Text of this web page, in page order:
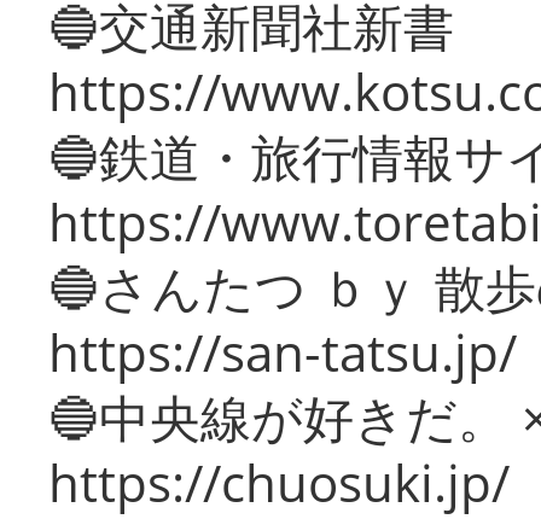
🔵交通新聞社新書
https://
🔵鉄道・旅行情報サ
https://
🔵さんたつ ｂｙ 散
https://san-tatsu.jp/
🔵中央線が好きだ。
https://chuosuki.jp/